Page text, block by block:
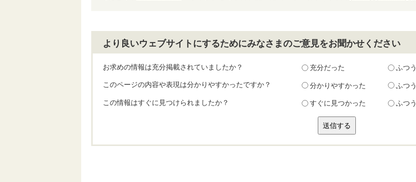
より良いウェブサイトにするためにみなさまのご意見をお聞かせください
お求めの情報は充分掲載されていましたか？ 充分だった ふつう
このページの内容や表現は分かりやすかったですか？ 分かりやすかった ふつう
この情報はすぐに見つけられましたか？ すぐに見つかった ふつう